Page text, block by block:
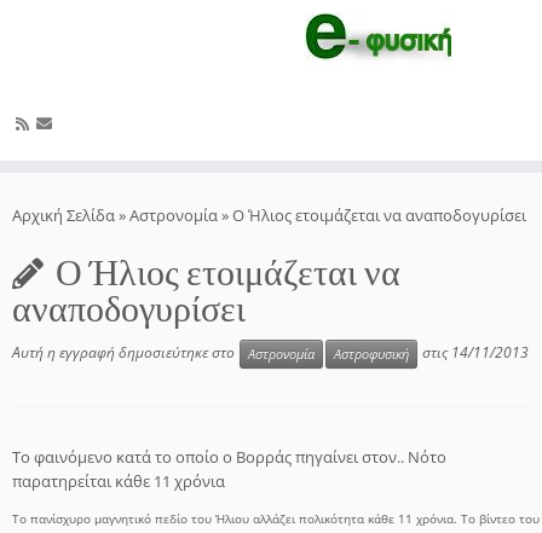
στο
Αρχική Σελίδα»Αστρονομία»Ο Ήλιος ετοιμάζεται να αναποδογυρίσει
Ο Ήλιος ετοιμάζεται να
αναποδογυρίσει
Αυτή η εγγραφή δημοσιεύτηκε στο Αστρονομία Αστροφυσική στις 14/11/2013
Το φαινόμενο κατά το οποίο ο Βορράς πηγαίνει στον.. Νότο
παρατηρείται κάθε 11 χρόνια
To πανίσχυρο μαγνητικό πεδίο του Ήλιου αλλάζει πολικότητα κάθε 11 χρόνια. Το βίντεο